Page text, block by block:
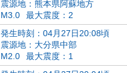
震源地：熊本県阿蘇地方
M3.0
最大震度：2
発生時刻：04月27日20:08頃
震源地：大分県中部
M2.0
最大震度：1